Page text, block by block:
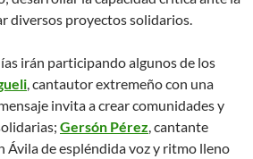
diversos proyectos solidarios.
irán participando algunos de los
, cantautor extremeño con una
invita a crear comunidades y
Gersón Pérez , cantante
Ávila de espléndida voz y ritmo lleno